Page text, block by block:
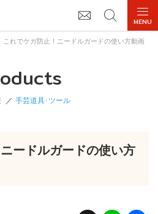
これでケガ防止！ニードルガードの使い方動画
手芸道具･ツール
ードルガードの使い方